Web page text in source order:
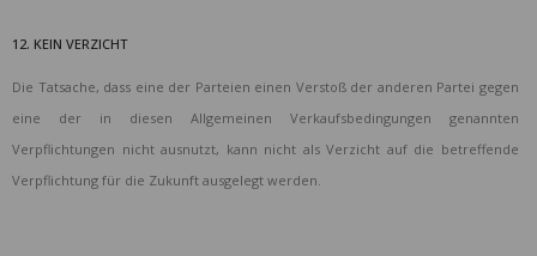
12. KEIN VERZICHT
Die Tatsache, dass eine der Parteien einen Verstoß der anderen Partei gegen
eine der in diesen Allgemeinen Verkaufsbedingungen genannten
Verpflichtungen nicht ausnutzt, kann nicht als Verzicht auf die betreffende
Verpflichtung für die Zukunft ausgelegt werden.